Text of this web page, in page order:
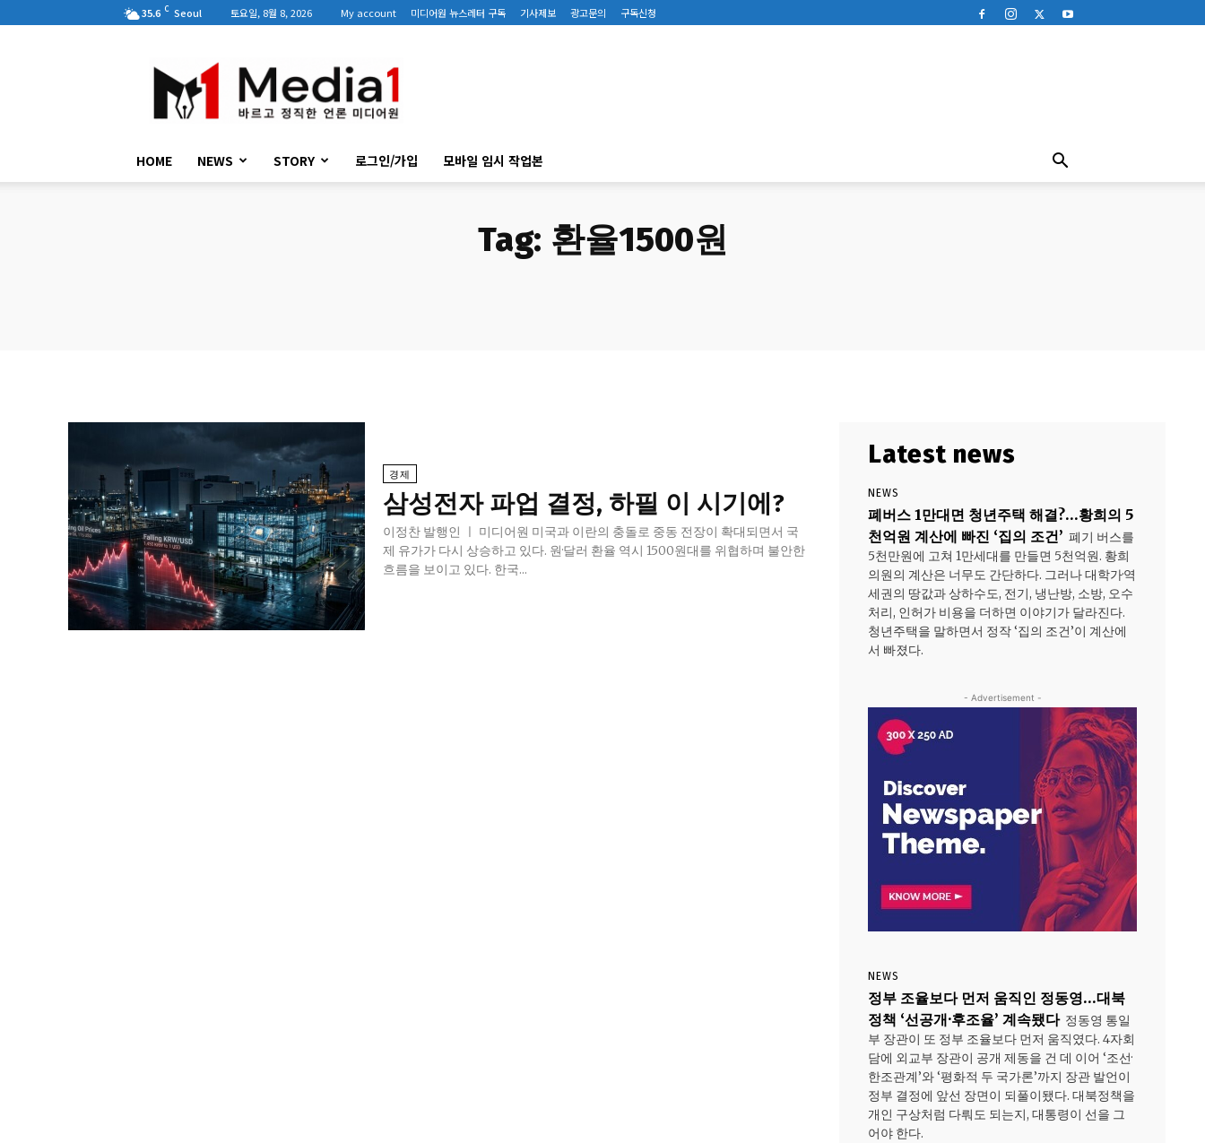
35.6 C Seoul 토요일, 8월 8, 2026 My account 미디어원 뉴스레터 구독 기사제보 광고문의 구독신청
디
어
원
HOME NEWS STORY 로그인/가입 모바일 임시 작업본
Tag: 환율1500원
경제
삼성전자 파업 결정, 하필 이 시기에?
이정찬 발행인 ㅣ 미디어원 미국과 이란의 충돌로 중동 전장이 확대되면서 국
제 유가가 다시 상승하고 있다. 원·달러 환율 역시 1500원대를 위협하며 불안한
흐름을 보이고 있다. 한국...
Latest news
NEWS
폐버스 1만대면 청년주택 해결?…황희의 5
천억원 계산에 빠진 ‘집의 조건’ 폐기 버스를
5천만원에 고쳐 1만세대를 만들면 5천억원. 황희
의원의 계산은 너무도 간단하다. 그러나 대학가·역
세권의 땅값과 상하수도, 전기, 냉난방, 소방, 오수
처리, 인허가 비용을 더하면 이야기가 달라진다.
청년주택을 말하면서 정작 ‘집의 조건’이 계산에
서 빠졌다.
- Advertisement -
NEWS
정부 조율보다 먼저 움직인 정동영…대북
정책 ‘선공개·후조율’ 계속됐다 정동영 통일
부 장관이 또 정부 조율보다 먼저 움직였다. 4자회
담에 외교부 장관이 공개 제동을 건 데 이어 ‘조선·
한조관계’와 ‘평화적 두 국가론’까지 장관 발언이
정부 결정에 앞선 장면이 되풀이됐다. 대북정책을
개인 구상처럼 다뤄도 되는지, 대통령이 선을 그
어야 한다.